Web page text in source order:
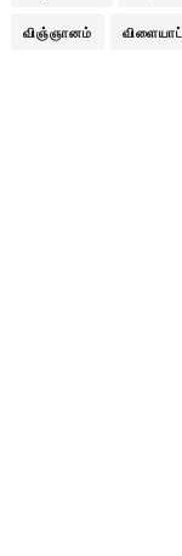
விஞ்ஞானம்